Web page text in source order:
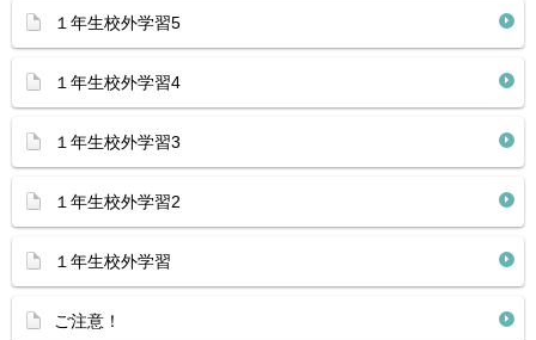
１年生校外学習5
１年生校外学習4
１年生校外学習3
１年生校外学習2
１年生校外学習
ご注意！